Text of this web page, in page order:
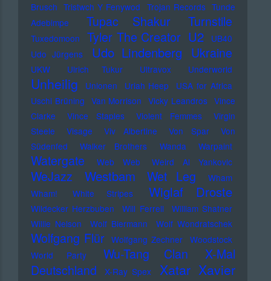
Brusch Tristwch Y Fenywod Trojan Records Tunde
Adebimpe
Tupac Shakur Turnstile
Tuxedomoon Tyler The Creator U2
UB40
Udo Jürgens
Udo Lindenberg Ukraine
UKW Ulrich Tukur Ultravox Underworld
Unheilig Unionen Uriah Heep
USA for Africa
Uschi Brüning Van Morrison Vicky Leandros Vince
Clarke
Vince Staples Violent Femmes
Virgin
Steele
Visage Viv Albertine Von Spar
Von
Südenfed
Walker Brothers Wanda Warpaint
Watergate Web Web Weird Al Yankovic
WeJazz Westbam Wet Leg
Wham
Wham!
White Stripes Wiglaf Droste
Wildecker Herzbuben Will Ferrell
William Shatner
Willie Nelson
Wolf Biermann Wolf Wondratschek
Wolfgang Flür Wolfgang Zechner
Woodstock
World Party
Wu-Tang Clan
X-Mal
Deutschland
X-Ray Spex Xatar Xavier